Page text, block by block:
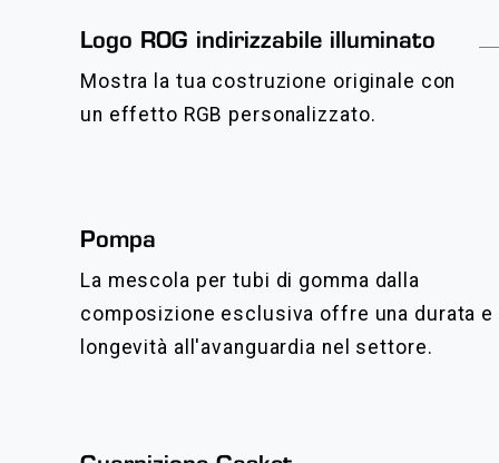
Logo ROG indirizzabile illuminato
Mostra la tua costruzione originale con
un effetto RGB personalizzato.
Pompa
La mescola per tubi di gomma dalla
composizione esclusiva offre una durata e
longevità all'avanguardia nel settore.